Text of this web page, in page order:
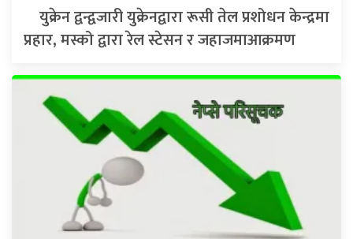
युक्रेन द्वन्द्वजारी युक्रेनद्वारा रूसी तेल प्रशोधन केन्द्रमा
प्रहार, मस्को द्वारा रेल स्टेसन र जहाजमाआक्रमण